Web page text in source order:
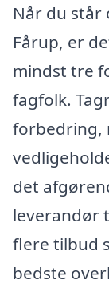
Når du
Fårup, er
mindst tre
fagfolk.
forbedring,
det
leverandør
flere tilbud
bedste